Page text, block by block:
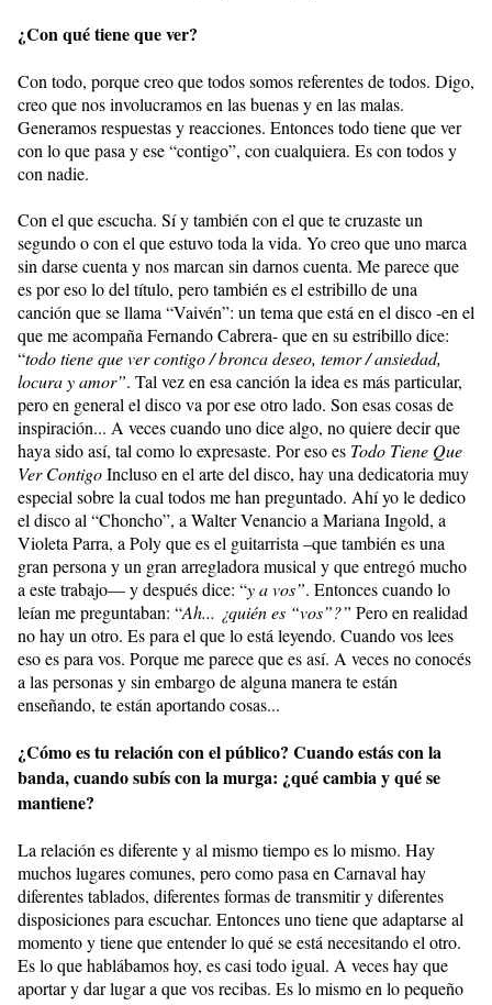
¿Con qué tiene que ver?
Con todo, porque creo que todos somos referentes de todos. Digo,
creo que nos involucramos en las buenas y en las malas.
Generamos respuestas y reacciones. Entonces todo tiene que ver
con lo que pasa y ese “contigo”, con cualquiera. Es con todos y
con nadie.
Con el que escucha. Sí y también con el que te cruzaste un
segundo o con el que estuvo toda la vida. Yo creo que uno marca
sin darse cuenta y nos marcan sin darnos cuenta. Me parece que
es por eso lo del título, pero también es el estribillo de una
canción que se llama “Vaivén”: un tema que está en el disco -en el
que me acompaña Fernando Cabrera- que en su estribillo dice:
“todo tiene que ver contigo / bronca deseo, temor / ansiedad,
locura y amor”. Tal vez en esa canción la idea es más particular,
pero en general el disco va por ese otro lado. Son esas cosas de
inspiración... A veces cuando uno dice algo, no quiere decir que
haya sido así, tal como lo expresaste. Por eso es Todo Tiene Que
Ver ContigoIncluso en el arte del disco, hay una dedicatoria muy
especial sobre la cual todos me han preguntado. Ahí yo le dedico
el disco al “Choncho”, a Walter Venancio a Mariana Ingold, a
Violeta Parra, a Poly que es el guitarrista –que también es una
gran persona y un gran arregladora musical y que entregó mucho
a este trabajo— y después dice: “y a vos”. Entonces cuando lo
leían me preguntaban: “Ah... ¿quién es “vos”?” Pero en realidad
no hay un otro. Es para el que lo está leyendo. Cuando vos lees
eso es para vos. Porque me parece que es así. A veces no conocés
a las personas y sin embargo de alguna manera te están
enseñando, te están aportando cosas...
¿Cómo es tu relación con el público? Cuando estás con la
banda, cuando subís con la murga: ¿qué cambia y qué se
mantiene?
La relación es diferente y al mismo tiempo es lo mismo. Hay
muchos lugares comunes, pero como pasa en Carnaval hay
diferentes tablados, diferentes formas de transmitir y diferentes
disposiciones para escuchar. Entonces uno tiene que adaptarse al
momento y tiene que entender lo qué se está necesitando el otro.
Es lo que hablábamos hoy, es casi todo igual. A veces hay que
aportar y dar lugar a que vos recibas. Es lo mismo en lo pequeño